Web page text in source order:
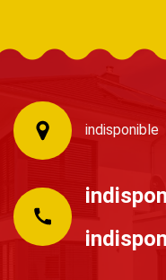
indisponible